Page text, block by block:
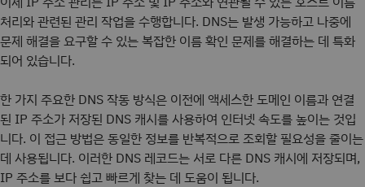
처리와 관련된 관리 작업을 수행합니다. DNS는 발생 가능하고 나중에
문제 해결을 요구할 수 있는 복잡한 이름 확인 문제를 해결하는 데 특화
되어 있습니다.
한 가지 주요한 DNS 작동 방식은 이전에 액세스한 도메인 이름과 연결
된 IP 주소가 저장된 DNS 캐시를 사용하여 인터넷 속도를 높이는 것입
니다. 이 접근 방법은 동일한 정보를 반복적으로 조회할 필요성을 줄이는
데 사용됩니다. 이러한 DNS 레코드는 서로 다른 DNS 캐시에 저장되며,
IP 주소를 보다 쉽고 빠르게 찾는 데 도움이 됩니다.